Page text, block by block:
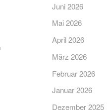
Juni 2026
Mai 2026
April 2026
März 2026
Februar 2026
Januar 2026
Dezember 2025